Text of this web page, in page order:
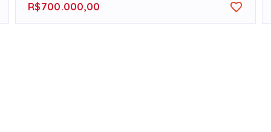
R$700.000,00